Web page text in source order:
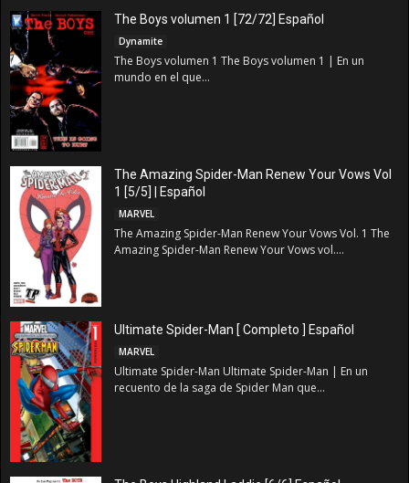
The Boys volumen 1 [72/72] Español
Dynamite
The Boys volumen 1 The Boys volumen 1 | En un
mundo en el que...
The Amazing Spider-Man Renew Your Vows Vol
1 [5/5] | Español
MARVEL
The Amazing Spider-Man Renew Your Vows Vol. 1 The
Amazing Spider-Man Renew Your Vows vol....
Ultimate Spider-Man [ Completo ] Español
MARVEL
Ultimate Spider-Man Ultimate Spider-Man | En un
recuento de la saga de Spider Man que...